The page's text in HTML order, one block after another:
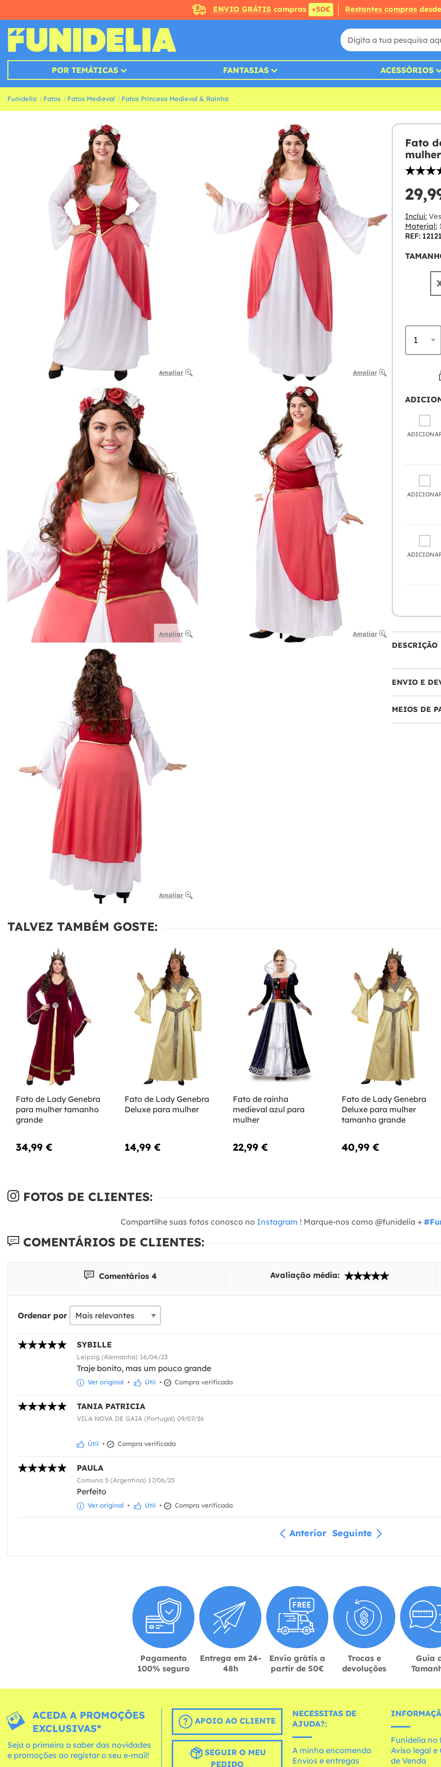
ENVIO GRÁTIS compras +50€ Restantes compras desde
POR TEMÁTICAS FANTASIAS ACESSÓRIOS
Funidelia Fatos Fatos Medieval Fatos Princesa Medieval & Rainha
Ampliar Ampliar
Ampliar Ampliar
Ampliar
Fato
Inclui:
Material:
REF:
DESCRIÇÃO
ENVIO E
MEIOS DE
TALVEZ TAMBÉM GOSTE:
Fato de Lady Genebra
para mulher tamanho
grande
34,99 €
Fato de Lady Genebra
Deluxe para mulher
14,99 €
Fato de rainha
medieval azul para
mulher
22,99 €
Fato de Lady Genebra
Deluxe para mulher
tamanho grande
40,99 €
FOTOS DE CLIENTES:
Compartilhe suas fotos conosco no Instagram ! Marque-nos como @funidelia +
COMENTÁRIOS DE CLIENTES:
Comentários 4 Avaliação média:
Ordenar por
SYBILLE
Leipzig (Alemanha) 16/04/23
Traje bonito, mas um pouco grande
Ver original • Útil • Compra verificada
TANIA PATRICIA
VILA NOVA DE GAIA (Portugal) 09/07/26
Útil • Compra verificada
PAULA
Comuna 5 (Argentina) 17/06/25
Perfeito
Ver original • Útil • Compra verificada
Anterior Seguinte
Pagamento
100% seguro
Entrega em 24-
48h
Envio grátis a
partir de 50€
Trocas e
devoluções
Guia
ACEDA A PROMOÇÕES
EXCLUSIVAS*
Seja o primeiro a saber das novidades
e promoções ao registar o seu e-mail!
APOIO AO CLIENTE
SEGUIR O MEU
PEDIDO
NECESSITAS DE
AJUDA?:
A minha encomenda
Envios e entregas
Funidelia no
Aviso legal e
de Venda